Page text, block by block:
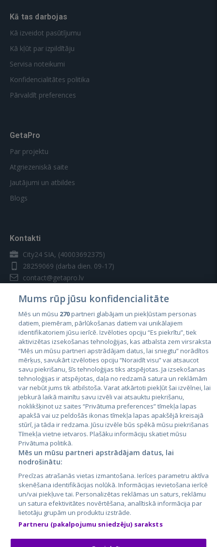
Kā tas darbojas
Kā izveidot pasūtījumu
Kā kļūt par izpildītāju
Servisa noteikumi
Konfidencialitātes politika
Pārvaldīt preferences
GetaPro
Par projektu
Atgriezeniskā saite
Jautājumi un atbildes
Blogs
Kontakti
City24 SIA, (40003692375)
28259069 (darba dien. 09-17)
contact@getapro.lv
Valstis
Igaunija
Latvija
Lietuva
City24.lv
City24.ee
GetaPro.lv
GetaPro.ee
Skelbiu.lt
Autoplius.lt
Aruodas.lt
CVbankas.lt
Kainos.lt
Paslaugos.lt
auto24.ee
Osta.ee
KuldneBörs.ee
Mums rūp jūsu konfidencialitāte
Mēs un mūsu 270partneri glabājam un piekļūstam personas
datiem, piemēram, pārlūkošanas datiem vai unikālajiem
identifikatoriem jūsu ierīcē. Izvēloties opciju “Es piekrītu”, tiek
aktivizētas izsekošanas tehnoloģijas, kas atbalsta zem virsraksta
“Mēs un mūsu partneri apstrādājam datus, lai sniegtu” norādītos
mērķus, savukārt izvēloties opciju “Noraidīt visu” vai atsaucot
savu piekrišanu, šīs tehnoloģijas tiks atspējotas. Ja izsekošanas
tehnoloģijas ir atspējotas, daļa no redzamā satura un reklāmām
var nebūt jums tik atbilstoša. Varat atkārtoti piekļūt šai izvēlnei, lai
jebkurā laikā mainītu savu izvēli vai atsauktu piekrišanu,
noklikšķinot uz saites “Privātuma preferences” tīmekļa lapas
apakšā vai uz peldošās ikonas tīmekļa lapas apakšējā kreisajā
stūrī, ja tāda ir redzama. Jūsu izvēle būs spēkā mūsu piekrišanas
Tīmekļa vietne ietvaros. Plašāku informāciju skatiet mūsu
Privātuma politikā.
Mēs un mūsu partneri apstrādājam datus, lai
nodrošinātu:
Precīzas atrašanās vietas izmantošana. Ierīces parametru aktīva
skenēšana identifikācijas nolūkā. Informācijas ievietošana ierīcē
un/vai piekļuve tai. Personalizētas reklāmas un saturs, reklāmu
un satura efektivitātes novērtēšana, analītiskā informācija par
lietotāju grupām un produktu izstrāde.
Partneru (pakalpojumu sniedzēju) saraksts